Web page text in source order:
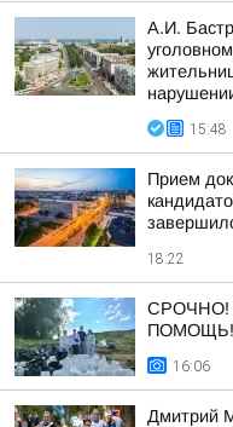
А.И.
15:48
Прием
18:22
ПОМОЩЬ!
16:06
Дмитрий